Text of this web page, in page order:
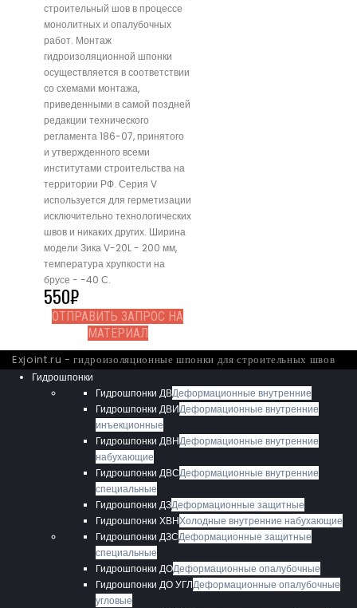
строительный шов в процессе
монолитных и опалубочных
работ. Монтаж
гидроизоляционной шпонки
осуществляется в соответствии
со схемами монтажа,
приведенными в самой поздней
редакции технического
регламента 186-07, принятого
и утвержденного всеми
институтами строительства на
территории РФ. Серия V
используется для герметизации
исключительно технологических
швов и никаких других. Ширина
модели Зика V-20L - 200 мм,
температура хрупкости на
брусе - -40 С.
550₽
ОТПРАВИТЬ ЗАПРОС НА
МАТЕРИАЛ
Exjoint.ru - гидроизоляционные шпонки для строительных швов
Гидрошпонки
Гидрошпонки ДВДеформационные внутренние
Гидрошпонки ДВИДеформационные внутренние
инъекционные
Гидрошпонки ДВНДеформационные внутренние
набухающие
Гидрошпонки ДВСДеформационные внутренние
специальные
Гидрошпонки ДЗДеформационные защитные
Гидрошпонки ХВНХолодные внутренние набухающие
Гидрошпонки ДЗСДеформационные защитные
специальные
Гидрошпонки ДОДеформационные опалубочные
Гидрошпонки ДО УГЛДеформационные опалубочные
угловые